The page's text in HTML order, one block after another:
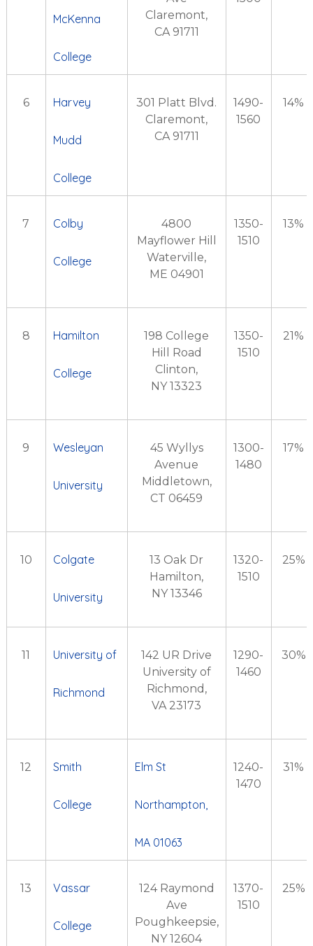
McKenna
College
Claremont,
CA 91711
6 Harvey
Mudd
College
301 Platt Blvd.
Claremont,
CA 91711
1490-
1560
14%
7 Colby
College
4800
Mayflower Hill
Waterville,
ME 04901
1350-
1510
13%
8 Hamilton
College
198 College
Hill Road
Clinton,
NY 13323
1350-
1510
21%
9 Wesleyan
University
45 Wyllys
Avenue
Middletown,
CT 06459
1300-
1480
17%
10 Colgate
University
13 Oak Dr
Hamilton,
NY 13346
1320-
1510
25%
11 University of
Richmond
142 UR Drive
University of
Richmond,
VA 23173
1290-
1460
30%
12 Smith
College
Elm St
Northampton,
MA 01063
1240-
1470
31%
13 Vassar
College
124 Raymond
Ave
Poughkeepsie,
NY 12604
1370-
1510
25%